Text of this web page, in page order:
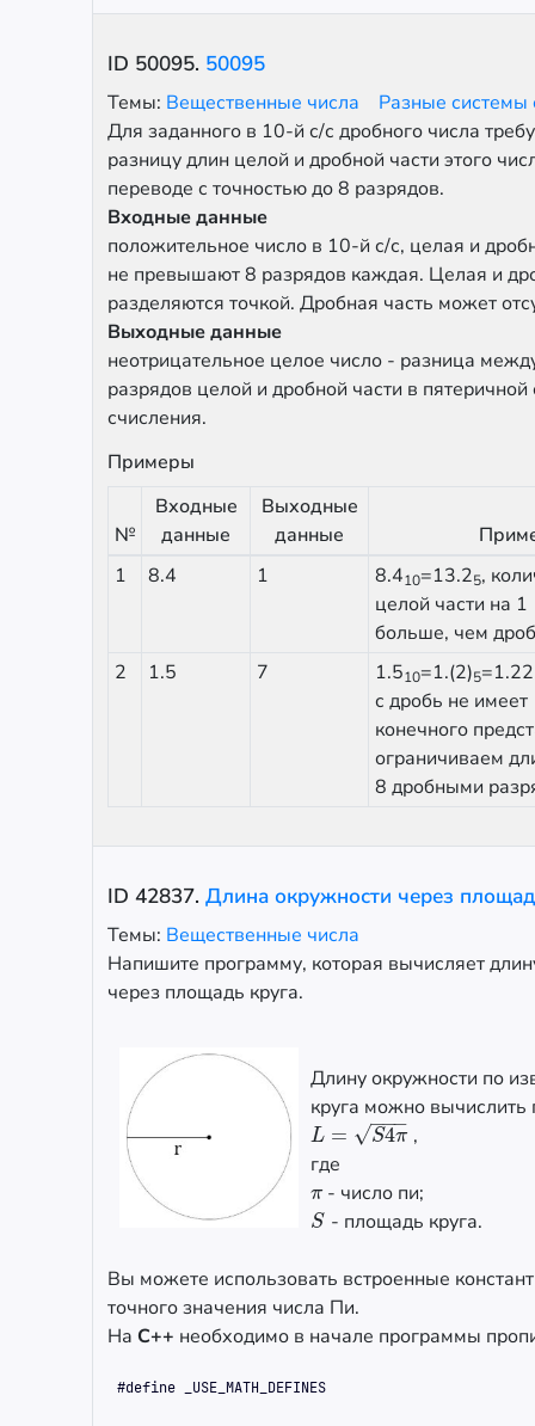
ID 50095. 50095
Темы: Вещественные числа
Разные системы
Для заданного в 10-й с/с дробного числа
разницу длин целой и дробной части этого
переводе с точностью до 8 разрядов.
Входные данные
положительное число в 10-й с/с, целая и
не превышают 8 разрядов каждая. Целая и
разделяются точкой. Дробная часть может
Выходные данные
неотрицательное целое число - разница
разрядов целой и дробной части в пятеричной
счисления.
Примеры
№
Входные
данные
Выходные
данные
1
8.4 1 8.410=13.25,
целой части на 1
больше, чем
2
1.5 7 1.510=1.(2)5
с дробь не имеет
конечного
ограничиваем
8 дробными
ID 42837. Длина окружности через
Темы: Вещественные числа
Напишите программу, которая вычисляет
через площадь круга.
Длину окружности по
круга можно
L = S4π
− −
−
√
L=S4π
,
где
π
π- число пи;
S
S - площадь круга.
Вы можете использовать встроенные
точного значения числа Пи.
На С++ необходимо в начале программы
#define _USE_MATH_DEFINES